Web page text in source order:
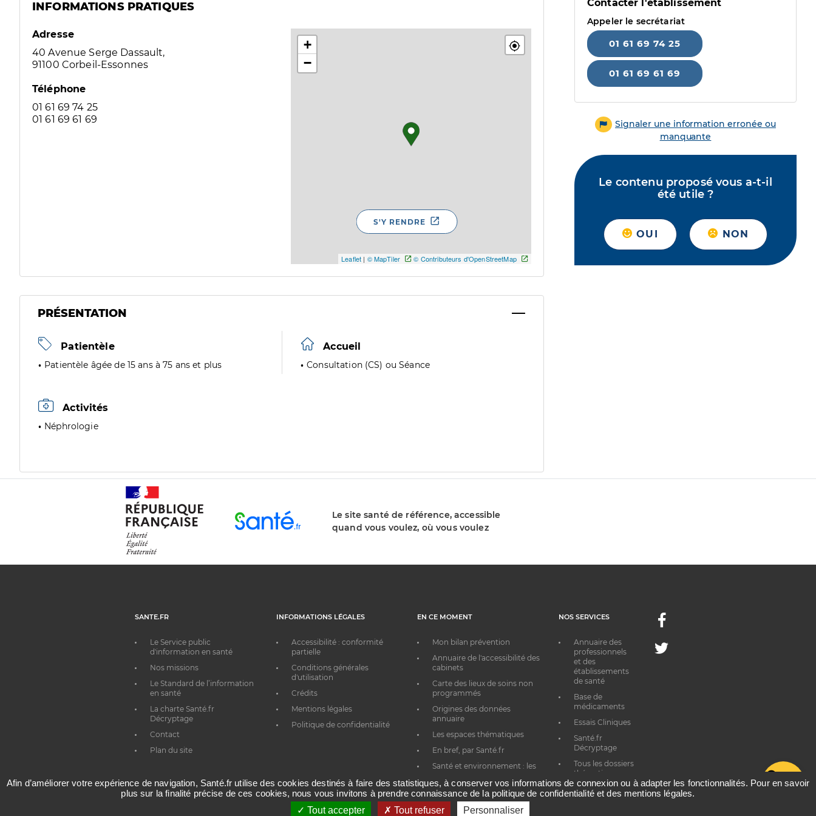
INFORMATIONS PRATIQUES
Adresse
40 Avenue Serge Dassault,
91100 Corbeil-Essonnes
Téléphone
01 61 69 74 25
01 61 69 61 69
+
−
Leaflet | © MapTiler © Contributeurs d'OpenStreetMap
S'Y RENDRE
PRÉSENTATION
Patientèle
Patientèle âgée de 15 ans à 75 ans et plus
Accueil
Consultation (CS) ou Séance
Activités
Néphrologie
Contacter l'établissement
Appeler le secrétariat
01 61 69 74 25
01 61 69 61 69
Signaler une information erronée ou
manquante
Le contenu proposé vous a-t-il
été utile ?
OUI NON
Le site santé de référence, accessible
quand vous voulez, où vous voulez
SANTE.FR
Le Service public
d'information en santé
Nos missions
Le Standard de l’information
en santé
La charte Santé.fr
Décryptage
Contact
Plan du site
INFORMATIONS LÉGALES
Accessibilité : conformité
partielle
Conditions générales
d'utilisation
Crédits
Mentions légales
Politique de confidentialité
EN CE MOMENT
Mon bilan prévention
Annuaire de l'accessibilité des
cabinets
Carte des lieux de soins non
programmés
Origines des données
annuaire
Les espaces thématiques
En bref, par Santé.fr
Santé et environnement : les
NOS SERVICES
Annuaire des
professionnels
et des
établissements
de santé
Base de
médicaments
Essais Cliniques
Santé.fr
Décryptage
Tous les dossiers
thématiques
Facebook
Twitter
Afin d’améliorer votre expérience de navigation, Santé.fr utilise des cookies destinés à faire des statistiques, à conserver vos informations de connexion ou à adapter les fonctionnalités. Pour en savoir
plus sur la finalité précise de ces cookies, nous vous invitons à prendre connaissance de la politique de confidentialité et des mentions légales.
Tout accepter
Tout refuser Personnaliser